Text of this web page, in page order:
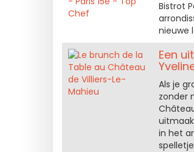
Bistrot
nieuwe
Een
Als je
zonder
in het